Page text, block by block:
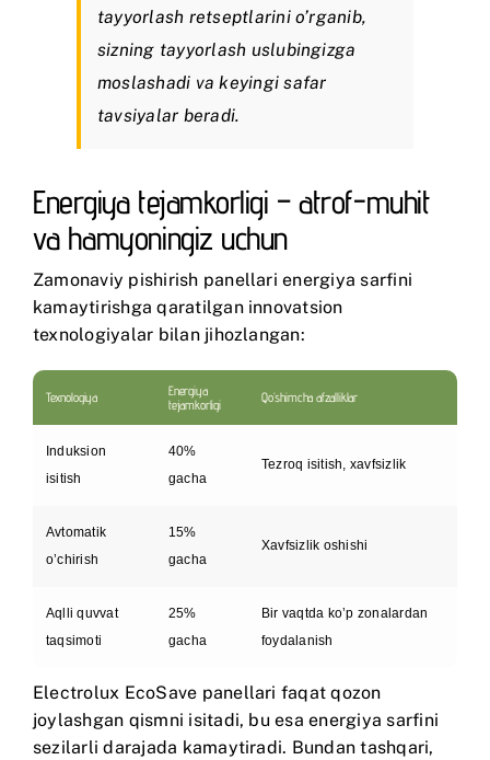
tayyorlash retseptlarini o’rganib,
sizning tayyorlash uslubingizga
moslashadi va keyingi safar
tavsiyalar beradi.
Energiya tejamkorligi – atrof-muhit
va hamyoningiz uchun
Zamonaviy pishirish panellari energiya sarfini
kamaytirishga qaratilgan innovatsion
texnologiyalar bilan jihozlangan:
Texnologiya
Energiya
tejamkorligi
Qo’shimcha afzalliklar
Induksion
isitish
40%
gacha
Tezroq isitish, xavfsizlik
Avtomatik
o’chirish
15%
gacha
Xavfsizlik oshishi
Aqlli quvvat
taqsimoti
25%
gacha
Bir vaqtda ko’p zonalardan
foydalanish
Electrolux EcoSave panellari faqat qozon
joylashgan qismni isitadi, bu esa energiya sarfini
sezilarli darajada kamaytiradi. Bundan tashqari,